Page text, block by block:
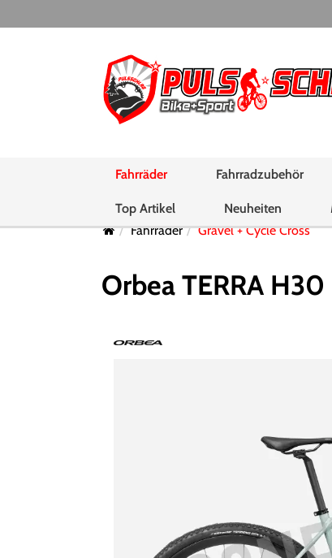
Fahrräder Fahrradzubehör
Top Artikel Neuheiten
Fahrräder
Gravel + Cycle Cross
Orbea TERRA